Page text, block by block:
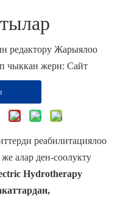
Жарыялоо
чыккан жери: Сайт
реабилитациялоо
алар ден-соолукту
Hydrotherapy